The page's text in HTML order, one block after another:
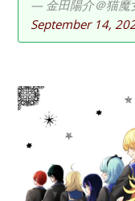
— 金田陽介＠猫魔
September 14,